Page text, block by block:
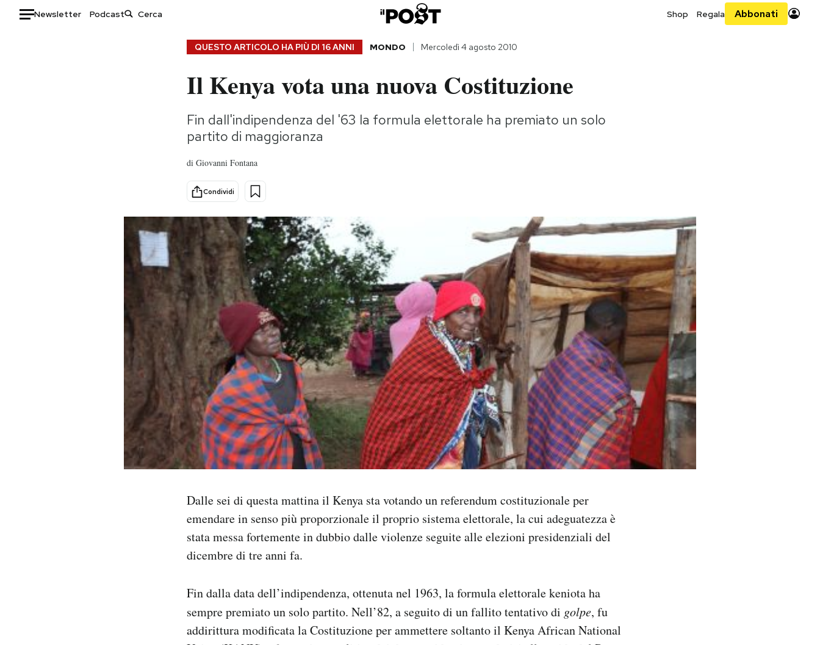
Newsletter Podcast Shop Regala Abbonati
Consumismi
Altrecose
Mondiali calcio 2026
QUESTO ARTICOLO HA PIÙ DI 16 ANNI MONDO Mercoledì 4 agosto 2010
Il Kenya vota una nuova Costituzione
Fin dall'indipendenza del '63 la formula elettorale ha premiato un solo
partito di maggioranza
di Giovanni Fontana
Condividi
Dalle sei di questa mattina il Kenya sta votando un referendum costituzionale per
emendare in senso più proporzionale il proprio sistema elettorale, la cui adeguatezza è
stata messa fortemente in dubbio dalle violenze seguite alle elezioni presidenziali del
dicembre di tre anni fa.
Fin dalla data dell’indipendenza, ottenuta nel 1963, la formula elettorale keniota ha
sempre premiato un solo partito. Nell’82, a seguito di un fallito tentativo di golpe, fu
addirittura modificata la Costituzione per ammettere soltanto il Kenya African National